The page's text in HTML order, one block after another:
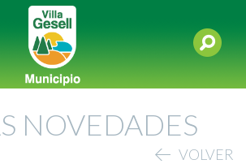
NOVEDADES
VOLVER